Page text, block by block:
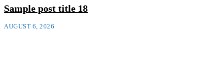
Sample post title 18
AUGUST 6, 2026